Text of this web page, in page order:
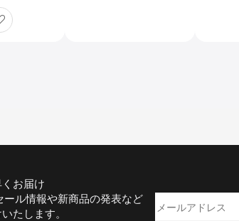
ルミ
お届け
ル情報や新商品の発表など
たします。